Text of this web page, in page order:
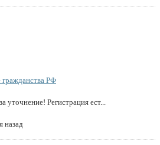
РФ
уточнение! Регистрация ест...
назад